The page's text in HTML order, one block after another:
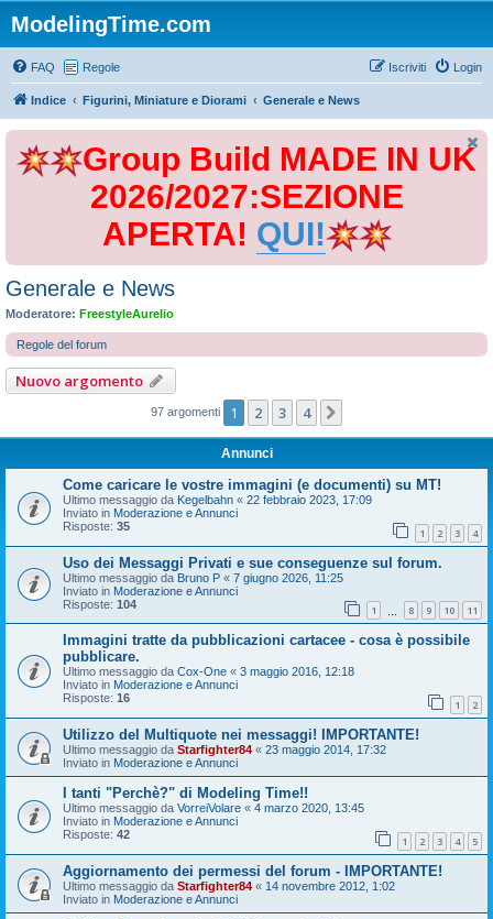
ModelingTime.com
FAQ Regole Login
Iscriviti
Indice Figurini, Miniature e Diorami Generale e News
Group Build MADE IN UK
2026/2027:SEZIONE
APERTA! QUI!
Generale e News
Moderatore: FreestyleAurelio
Regole del forum
Nuovo argomento
97 argomenti 1 2 3 4
Annunci
Come caricare le vostre immagini (e documenti) su MT!
Ultimo messaggio da Kegelbahn « 22 febbraio 2023, 17:09
Inviato in Moderazione e Annunci
Risposte: 35 1 2 3 4
Uso dei Messaggi Privati e sue conseguenze sul forum.
Ultimo messaggio da Bruno P « 7 giugno 2026, 11:25
Inviato in Moderazione e Annunci
Risposte: 104 1 8 9 10 11
Immagini tratte da pubblicazioni cartacee - cosa è possibile
pubblicare.
Ultimo messaggio da Cox-One « 3 maggio 2016, 12:18
Inviato in Moderazione e Annunci
Risposte: 16 1 2
Utilizzo del Multiquote nei messaggi! IMPORTANTE!
Ultimo messaggio da Starfighter84 « 23 maggio 2014, 17:32
Inviato in Moderazione e Annunci
I tanti "Perchè?" di Modeling Time!!
Ultimo messaggio da VorreiVolare « 4 marzo 2020, 13:45
Inviato in Moderazione e Annunci
Risposte: 42 1 2 3 4 5
Aggiornamento dei permessi del forum - IMPORTANTE!
Ultimo messaggio da Starfighter84 « 14 novembre 2012, 1:02
Inviato in Moderazione e Annunci